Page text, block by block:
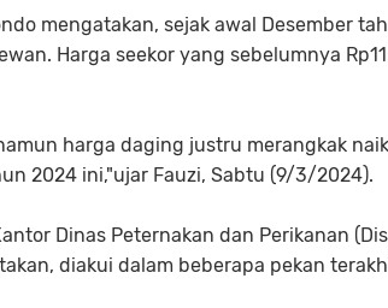
mengatakan, sejak awal Desember
Harga seekor yang sebelumnya
harga daging justru merangkak
2024 ini,"ujar Fauzi, Sabtu (9/3/2024).
Dinas Peternakan dan Perikanan
diakui dalam beberapa pekan